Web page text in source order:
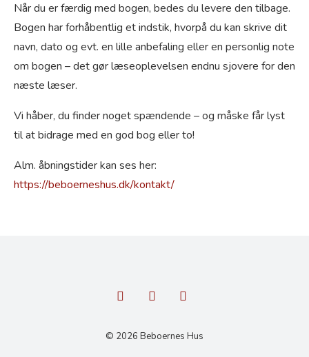
Når du er færdig med bogen, bedes du levere den tilbage.
Bogen har forhåbentlig et indstik, hvorpå du kan skrive dit
navn, dato og evt. en lille anbefaling eller en personlig note
om bogen – det gør læseoplevelsen endnu sjovere for den
næste læser.
Vi håber, du finder noget spændende – og måske får lyst
til at bidrage med en god bog eller to!
Alm. åbningstider kan ses her:
https://beboerneshus.dk/kontakt/
© 2026 Beboernes Hus